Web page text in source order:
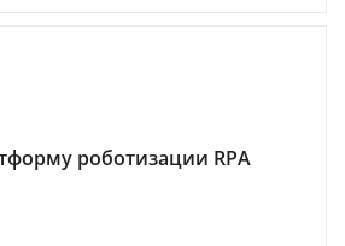
роботизации RPA